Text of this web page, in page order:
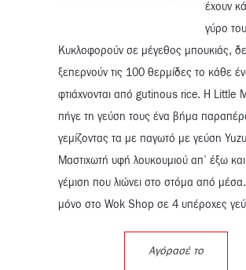
έχουν
γύρο
Κυκλοφορούν σε μέγεθος μπουκιάς,
ξεπερνούν τις 100 θερμίδες το κάθε
φτιάχνονται από gutinous rice. Η Little
πήγε τη γεύση τους ένα βήμα
γεμίζοντας τα με παγωτό με γεύση
Μαστιχωτή υφή λουκουμιού απ’ έξω
γέμιση που λιώνει στο στόμα από μέσα.
μόνο στο Wok Shop σε 4 υπέροχες
Αγόρασέ το